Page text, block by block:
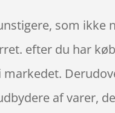
som ikke
efter du har
af varer,